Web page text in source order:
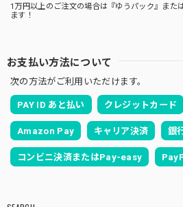
1万円以上のご注文の場合は『ゆうパック』また
ます！
お支払い方法について
次の方法がご利用いただけます。
PAY ID あと払い クレジットカード
Amazon Pay キャリア決済 銀
コンビニ決済またはPay-easy